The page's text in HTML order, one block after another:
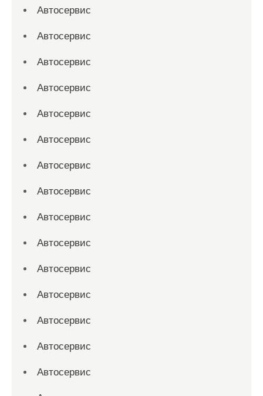
Автосервис
Автосервис
Автосервис
Автосервис
Автосервис
Автосервис
Автосервис
Автосервис
Автосервис
Автосервис
Автосервис
Автосервис
Автосервис
Автосервис
Автосервис